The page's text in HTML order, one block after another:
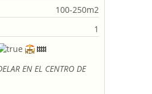
100-250m2
1
EN EL CENTRO DE